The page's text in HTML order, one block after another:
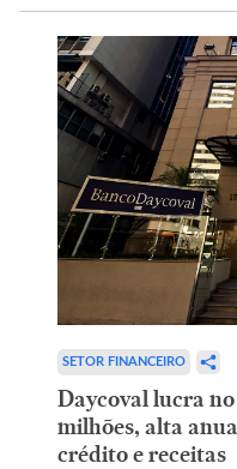
SETOR FINANCEIRO
Daycoval lucra
milhões, alta
crédito e receitas